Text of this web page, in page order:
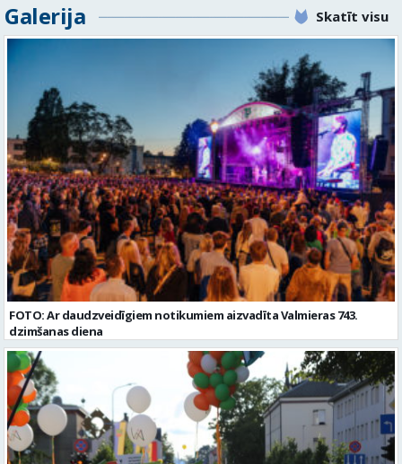
Valmiera, Valmieras nov. Darba laika veids: Summētais darba laiks
Darba veids: Darbinieka amats uz nenoteiktu laiku Slodze: Viena
vesela slodze Darbības joma: Pakalpojumi Pieteikto vietu skaits: 1
Līgums: Darbinieka amats uz nenoteiktu laiku Aktuāla līdz: 2026-08-
21 Kontaktpersona: CV ar norādi vakancei lūdzu sūtīt uz e-pastu
info@vtu-valmiera.lv vai iesniegt personīgi Izglītības līmenis:
Vispārējā vidējā izglītība
padarītā) - Vienmēr laikā izmaksātu algu - Profesionālus un
atbalstošus kolēģus Lūgums CV sūtīt uz e- pastu:
SAIŅOŠANAS OPERATORS Algas izmaksas veids: Laika darba alga
Darba vietas adrese: LATVIJA, Gravas iela 2, Kocēni, Kocēnu pag.,
Valmieras nov. Slodze: Viena vesela slodze Darbības joma: Ražošana
Pieteikto vietu skaits: 2 Aktuāla līdz: 2027-09-07 Darba sākšanas
datums: 2026-08-17 Kontaktpersona: Davids Pavlovs
Galerija Skatīt visu
FOTO: Ar daudzveidīgiem notikumiem aizvadīta Valmieras 743.
dzimšanas diena